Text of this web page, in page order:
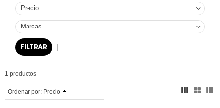
Precio
Marcas
|
1 productos
Ordenar por: Precio